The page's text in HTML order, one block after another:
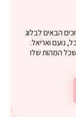
הבאים לבלוג
יובל, נועם ואריאל.
שכל המהות שלו